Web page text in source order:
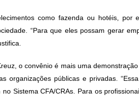
como fazenda ou hotéis, por
“Para que eles possam gerar
o convênio é mais uma
organizações públicas e privadas.
Sistema CFA/CRAs. Para os